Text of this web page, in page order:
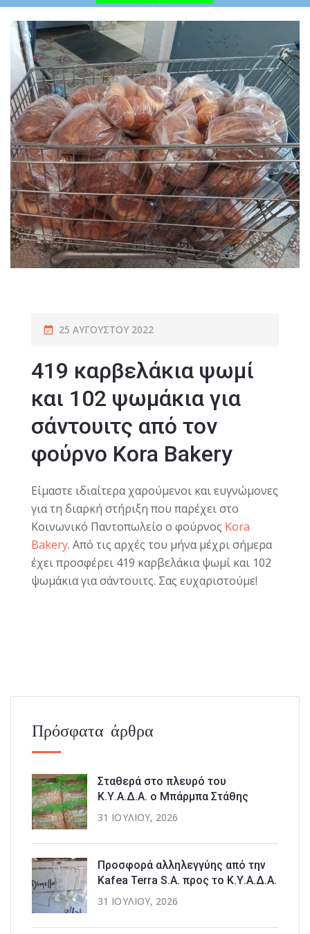
25 ΑΥΓΟΎΣΤΟΥ 2022
419 καρβελάκια ψωμί
και 102 ψωμάκια για
σάντουιτς από τον
φούρνο Kora Bakery
Eίμαστε ιδιαίτερα χαρούμενοι και ευγνώμονες
για τη διαρκή στήριξη που παρέχει στο
Κοινωνικό Παντοπωλείο ο φούρνος Kora
Bakery. Από τις αρχές του μήνα μέχρι σήμερα
έχει προσφέρει 419 καρβελάκια ψωμί και 102
ψωμάκια για σάντουιτς. Σας ευχαριστούμε!
Πρόσφατα άρθρα
Σταθερά στο πλευρό του
Κ.Υ.Α.Δ.Α. ο Μπάρμπα Στάθης
31 ΙΟΥΛΊΟΥ, 2026
Προσφορά αλληλεγγύης από την
Kafea Terra S.A. προς το Κ.Υ.Α.Δ.Α.
31 ΙΟΥΛΊΟΥ, 2026